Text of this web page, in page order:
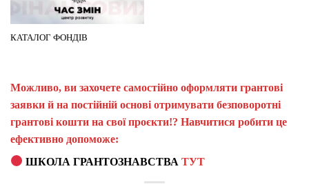
КАТАЛОГ ФОНДІВ
Можливо, ви захочете самостійно оформляти грантові
заявки й на постійній основі отримувати безповоротні
грантові кошти на свої проєкти!? Навчитися робити це
ефективно допоможе:
ШКОЛА ГРАНТОЗНАВСТВАТУТ